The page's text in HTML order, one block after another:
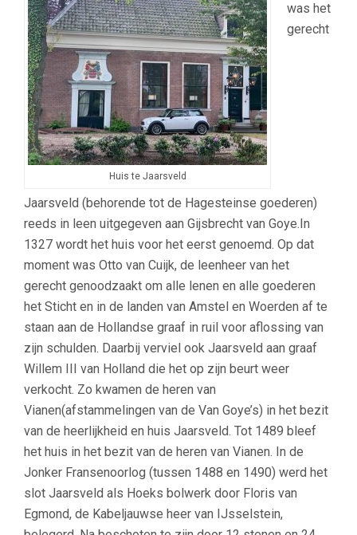
Huis te Jaarsveld
was het
gerecht
Jaarsveld (behorende tot de Hagesteinse goederen)
reeds in leen uitgegeven aan Gijsbrecht van Goye.In
1327 wordt het huis voor het eerst genoemd. Op dat
moment was Otto van Cuijk, de leenheer van het
gerecht genoodzaakt om alle lenen en alle goederen
het Sticht en in de landen van Amstel en Woerden af te
staan aan de Hollandse graaf in ruil voor aflossing van
zijn schulden. Daarbij verviel ook Jaarsveld aan graaf
Willem III van Holland die het op zijn beurt weer
verkocht. Zo kwamen de heren van
Vianen(afstammelingen van de Van Goye’s) in het bezit
van de heerlijkheid en huis Jaarsveld. Tot 1489 bleef
het huis in het bezit van de heren van Vianen. In de
Jonker Fransenoorlog (tussen 1488 en 1490) werd het
slot Jaarsveld als Hoeks bolwerk door Floris van
Egmond, de Kabeljauwse heer van IJsselstein,